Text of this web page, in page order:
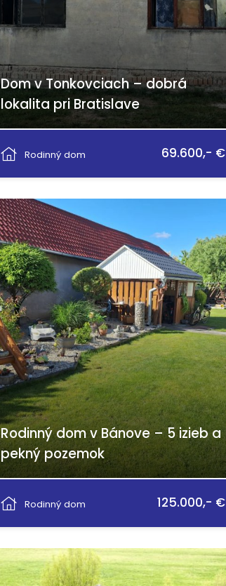
Dom v Tonkovciach – dobrá
lokalita pri Bratislave
Rodinný dom
69.600,- €
Rodinný dom v Bánove – 5 izieb a
pekný pozemok
Rodinný dom
125.000,- €